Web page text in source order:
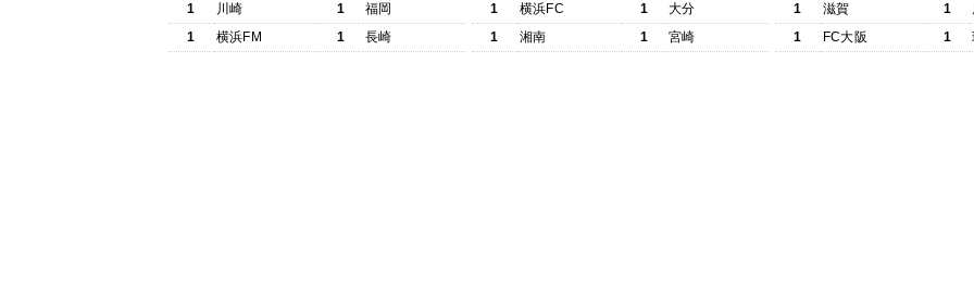
1
川崎 1
福岡
1
横浜FM 1 長崎
1
横浜FC 1
大分
1
湘南 1 宮崎
1
滋賀 1
1
FC大阪 1